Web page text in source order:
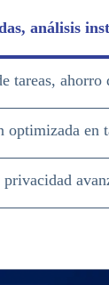
análisis
tareas, ahorro
optimizada en